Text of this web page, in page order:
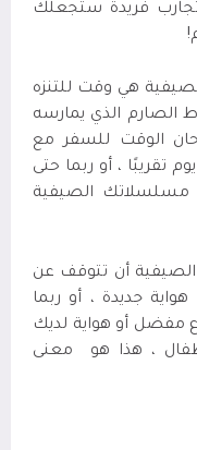
فريدة ستجعلك
هي وقت للتنزه
الصارم الذي يمارسه
الوقت للسفر مع
تقريبًا ، أو ربما حتى
مسلسلاتك الصيفية
أن تتوقف عن
جديدة ، أو ربما
مفضل أو هواية لديك
، هذا هو معنى